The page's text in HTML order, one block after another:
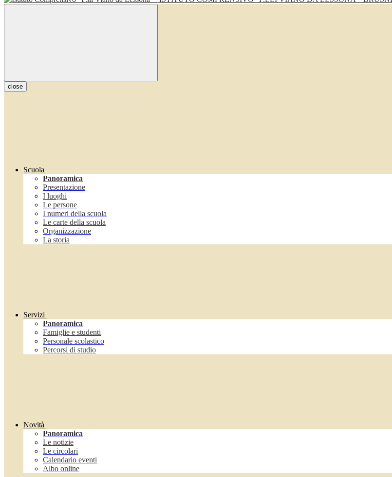
close
Scuola
Panoramica
Presentazione
I luoghi
Le persone
I numeri della scuola
Le carte della scuola
Organizzazione
La storia
Servizi
Panoramica
Famiglie e studenti
Personale scolastico
Percorsi di studio
Novità
Panoramica
Le notizie
Le circolari
Calendario eventi
Albo online